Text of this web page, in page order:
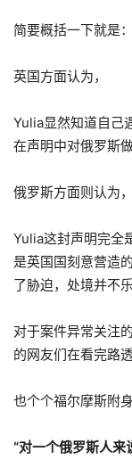
简要概括一下就是：
英国方面认为，
Yulia显然知道自己
在声明中对俄罗斯
俄罗斯方面则认为，
Yulia这封声明完全
是英国国刻意营造
了胁迫，处境并不
对于案件异常关注
的网友们在看完路
也个个福尔摩斯附
“对一个俄罗斯人